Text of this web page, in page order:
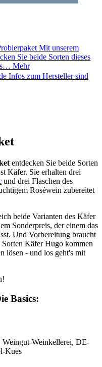
Mit unserem
Sie beide Sorten dieses
Mehr
Infos zum Hersteller sind
entdecken Sie beide Sorten
Käfer. Sie erhalten drei
und drei Flaschen des
Roséwein zubereitet
beide Varianten des Käfer
Sonderpreis, der einem das
Und Vorbereitung braucht
Sorten Käfer Hugo kommen
lösen - und los geht's mit
Basics:
Weingut-Weinkellerei, DE-
Kues